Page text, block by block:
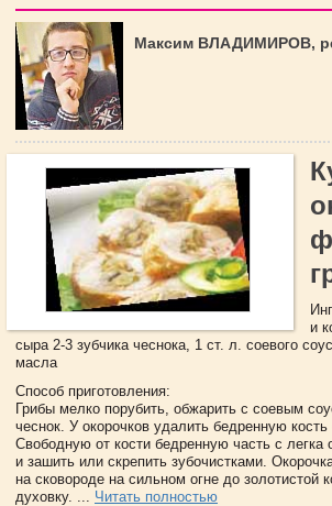
Максим ВЛАДИМИРОВ,
и
сыра 2-3 зубчика чеснока, 1 ст. л. соевого
масла
Способ приготовления:
Грибы мелко порубить, обжарить с соевым
чеснок. У окорочков удалить бедренную
Свободную от кости бедренную часть с легка
и зашить или скрепить зубочистками.
на сковороде на сильном огне до золотистой
духовку. ... Читать полностью